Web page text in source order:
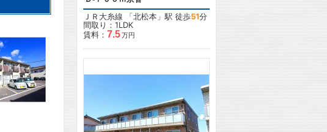
2
ＪＲ大糸線 「北松本 」駅 徒歩51分
間取り：1LDK
賃料： 7.5万円